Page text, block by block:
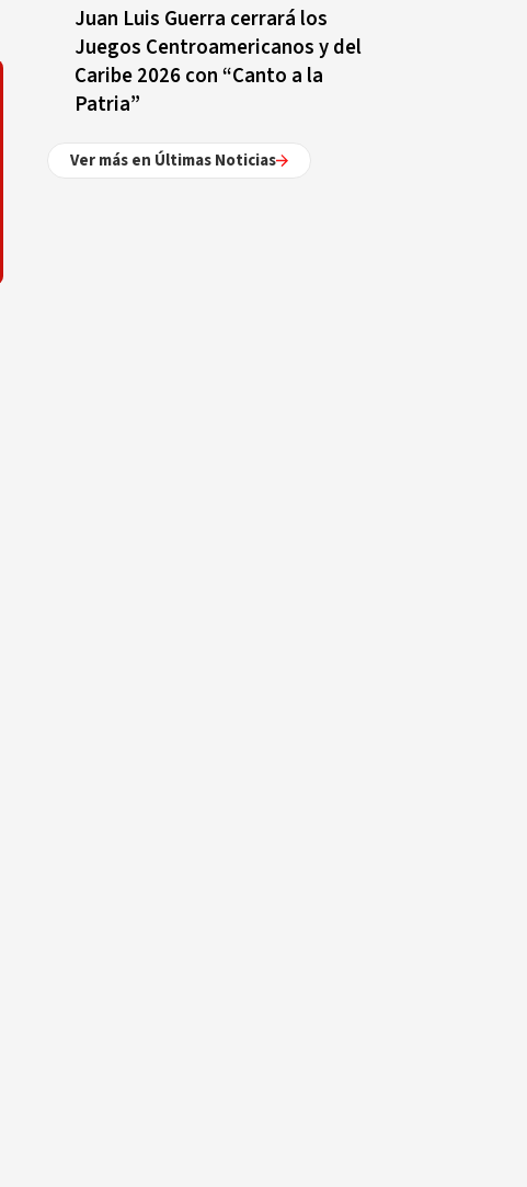
Juan Luis Guerra cerrará los
Juegos Centroamericanos y del
Caribe 2026 con “Canto a la
Patria”
Ver más en Últimas Noticias